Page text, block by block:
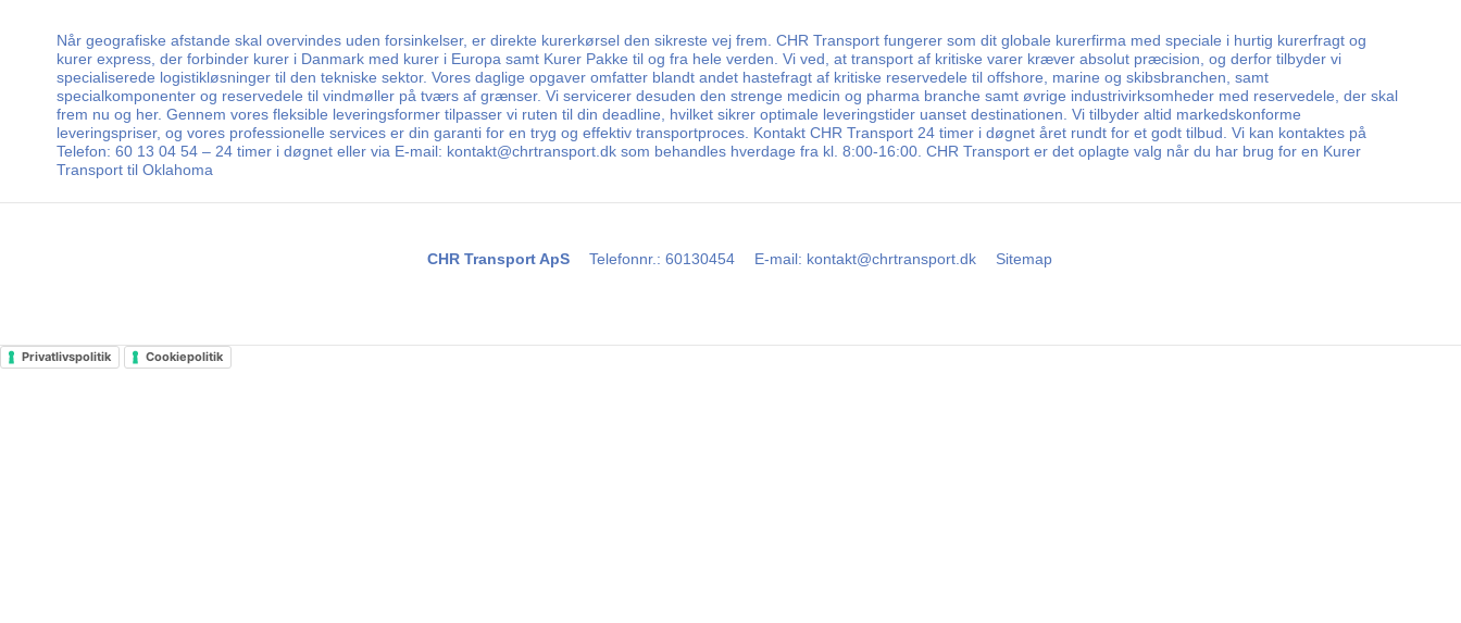
Når geografiske afstande skal overvindes uden forsinkelser, er direkte kurerkørsel den sikreste vej frem. CHR Transport fungerer som dit globale kurerfirma med speciale i hurtig kurerfragt og
kurer express, der forbinder kurer i Danmark med kurer i Europa samt Kurer Pakke til og fra hele verden. Vi ved, at transport af kritiske varer kræver absolut præcision, og derfor tilbyder vi
specialiserede logistikløsninger til den tekniske sektor. Vores daglige opgaver omfatter blandt andet hastefragt af kritiske reservedele til offshore, marine og skibsbranchen, samt
specialkomponenter og reservedele til vindmøller på tværs af grænser. Vi servicerer desuden den strenge medicin og pharma branche samt øvrige industrivirksomheder med reservedele, der skal
frem nu og her. Gennem vores fleksible leveringsformer tilpasser vi ruten til din deadline, hvilket sikrer optimale leveringstider uanset destinationen. Vi tilbyder altid markedskonforme
leveringspriser, og vores professionelle services er din garanti for en tryg og effektiv transportproces. Kontakt CHR Transport 24 timer i døgnet året rundt for et godt tilbud. Vi kan kontaktes på
Telefon: 60 13 04 54 – 24 timer i døgnet eller via E-mail: kontakt@chrtransport.dk som behandles hverdage fra kl. 8:00-16:00. CHR Transport er det oplagte valg når du har brug for en Kurer
Transport til Oklahoma
CHR Transport ApS Telefonnr. : 60130454 E-mail: kontakt@chrtransport.dk Sitemap
Privatlivspolitik Cookiepolitik